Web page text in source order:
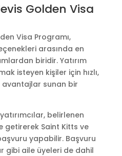
Golden Visa
Visa Programı,
arasında en
biridir. Yatırım
isteyen kişiler için hızlı,
avantajlar sunan bir
belirlenen
getirerek Saint Kitts ve
yapabilir. Başvuru
gibi aile üyeleri de dahil